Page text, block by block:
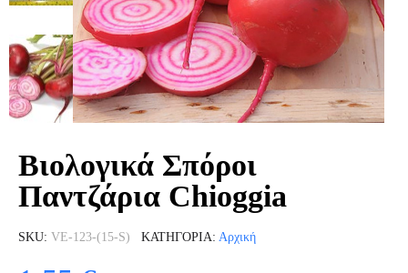
Βιολογικά Σπόροι
Παντζάρια Chioggia
SKU VE-123-(15-S) ΚΑΤΗΓΟΡΊΑ Αρχική